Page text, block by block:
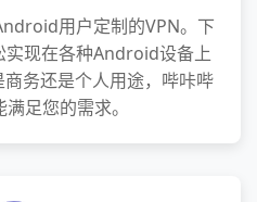
用户定制的VPN。下
实现在各种Android设备上
务还是个人用途，哔咔哔
足您的需求。